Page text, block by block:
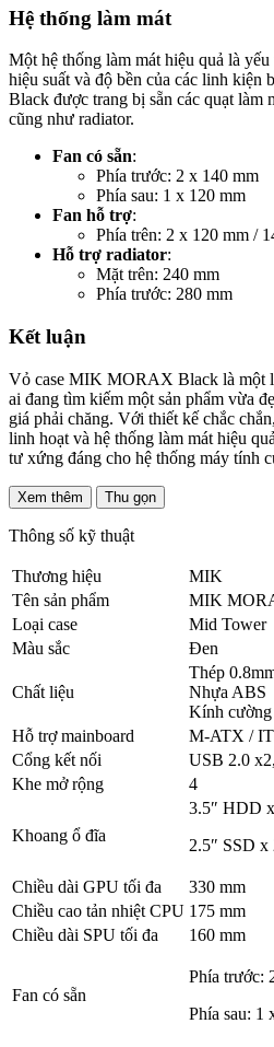
Hệ thống làm mát
Một hệ thống làm mát hiệu quả là
hiệu suất và độ bền của các linh
Black được trang bị sẵn các quạt làm
cũng như radiator.
Fan có sẵn:
Phía trước: 2 x 140 mm
Phía sau: 1 x 120 mm
Fan hỗ trợ:
Phía trên: 2 x 120 mm /
Hỗ trợ radiator:
Mặt trên: 240 mm
Phía trước: 280 mm
Kết luận
Vỏ case MIK MORAX Black là một
ai đang tìm kiếm một sản phẩm vừa
giá phải chăng. Với thiết kế chắc
linh hoạt và hệ thống làm mát hiệu
tư xứng đáng cho hệ thống máy tính
Xem thêm Thu gọn
Thông số kỹ thuật
Thương hiệu
MIK
Tên sản phẩm
MIK
Loại case
Mid Tower
Màu sắc
Đen
Chất liệu
Thép
Nhựa ABS
Kính
Hỗ trợ mainboard
M-ATX /
Cổng kết nối
USB 2.0
Khe mở rộng
4
Khoang ổ đĩa
3.5″ HDD
2.5″ SSD x
Chiều dài GPU tối đa
330 mm
Chiều cao tản nhiệt CPU 175 mm
Chiều dài SPU tối đa
160 mm
Fan có sẵn
Phía trước:
Phía sau: 1